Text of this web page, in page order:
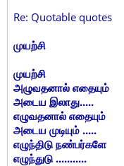
Re: Quotable quotes
முயற்சி
முயற்சி
அழுவதனால் எதையும்
அடைய இலாது.....
எழுவதனால் எதையும்
அடைய முடியும் .....
எழுந்திடு நண்பர்களே
எழுந்துடு ...........